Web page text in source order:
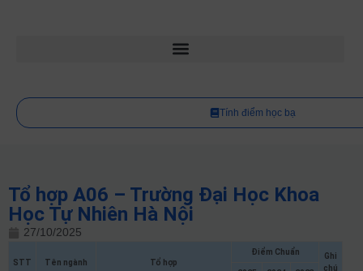
Tính điểm học bạ
Tổ hợp A06 – Trường Đại Học Khoa
Học Tự Nhiên Hà Nội
27/10/2025
STT Tên ngành Tổ hợp
Điểm Chuẩn
Ghi
chú